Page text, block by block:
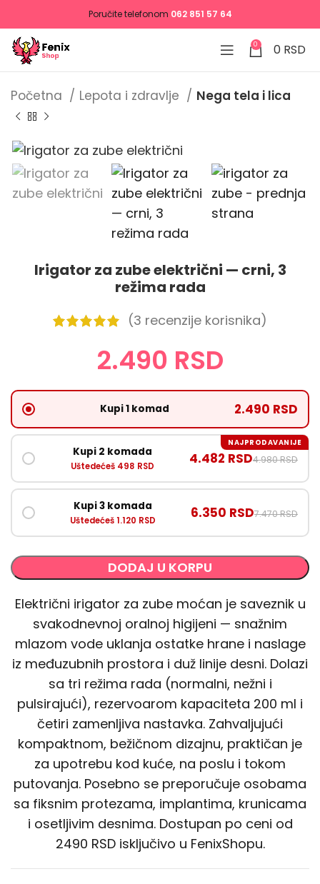
Poručite telefonom 062 851 57 64
0 0 RSD
Početna Lepota i zdravlje Nega tela i lica
Irigator za zube električni — crni, 3
režima rada
(3 recenzije korisnika)
2.490 RSD
Kupi 1 komad 2.490 RSD
Kupi 2 komada
Uštedećeš 498 RSD 4.482 RSD4.980 RSD
NAJPRODAVANIJE
Kupi 3 komada
Uštedećeš 1.120 RSD 6.350 RSD7.470 RSD
DODAJ U KORPU
Električni irigator za zube moćan je saveznik u
svakodnevnoj oralnoj higijeni — snažnim
mlazom vode uklanja ostatke hrane i naslage
iz međuzubnih prostora i duž linije desni. Dolazi
sa tri režima rada (normalni, nežni i
pulsirajući), rezervoarom kapaciteta 200 ml i
četiri zamenljiva nastavka. Zahvaljujući
kompaktnom, bežičnom dizajnu, praktičan je
za upotrebu kod kuće, na poslu i tokom
putovanja. Posebno se preporučuje osobama
sa fiksnim protezama, implantima, krunicama
i osetljivim desnima. Dostupan po ceni od
2490 RSD isključivo u FenixShopu.